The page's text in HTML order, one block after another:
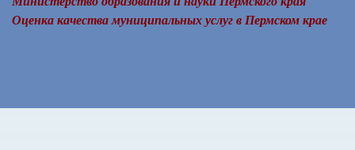
Оценка качества муниципальных услуг в Пермском крае